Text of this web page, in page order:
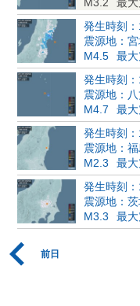
発生時刻
震源地：
M4.5
最
発生時刻
震源地：
M4.7
最
発生時刻
震源地：
M2.3
最大
発生時刻
震源地：
M3.3
最大
前日